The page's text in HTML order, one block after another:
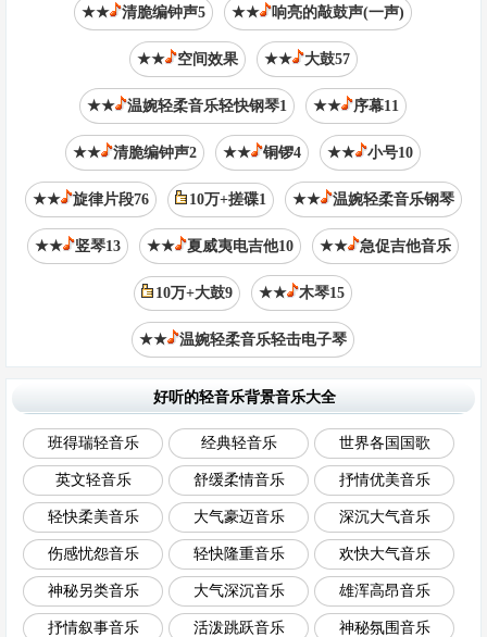
★★ 清脆编钟声5 ★★ 响亮的敲鼓声(一声)
★★ 空间效果 ★★ 大鼓57
★★ 温婉轻柔音乐轻快钢琴1 ★★ 序幕11
★★ 清脆编钟声2 ★★ 铜锣4 ★★ 小号10
★★ 旋律片段76 10万+搓碟1 ★★ 温婉轻柔音乐钢琴
★★ 竖琴13 ★★ 夏威夷电吉他10 ★★ 急促吉他音乐
10万+大鼓9 ★★ 木琴15
★★ 温婉轻柔音乐轻击电子琴
好听的轻音乐背景音乐大全
班得瑞轻音乐 经典轻音乐 世界各国国歌
英文轻音乐 舒缓柔情音乐 抒情优美音乐
轻快柔美音乐 大气豪迈音乐 深沉大气音乐
伤感忧怨音乐 轻快隆重音乐 欢快大气音乐
神秘另类音乐 大气深沉音乐 雄浑高昂音乐
抒情叙事音乐 活泼跳跃音乐 神秘氛围音乐